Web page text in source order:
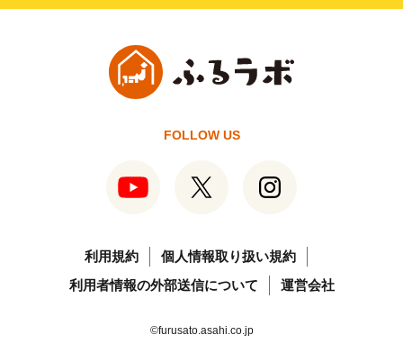
FOLLOW US
利用規約
個人情報取り扱い規約
利用者情報の外部送信について
運営会社
©furusato.asahi.co.jp